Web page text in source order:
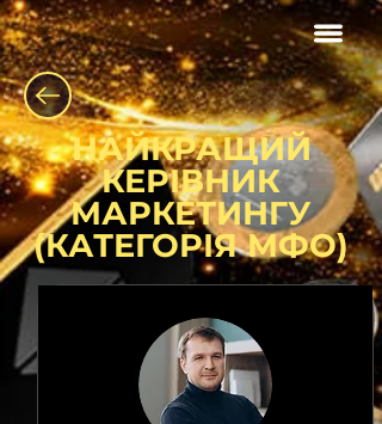
НАЙКРАЩИЙ
КЕРІВНИК
МАРКЕТИНГУ
(КАТЕГОРІЯ МФО)